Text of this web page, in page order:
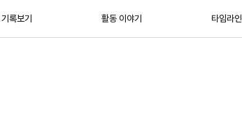
기록보기 활동 이야기 타임라인